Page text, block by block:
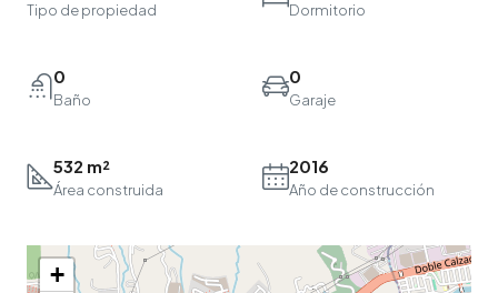
Tipo de propiedad Dormitorio
0
Baño
0
Garaje
532 m²
Área construida
2016
Año de construcción
+